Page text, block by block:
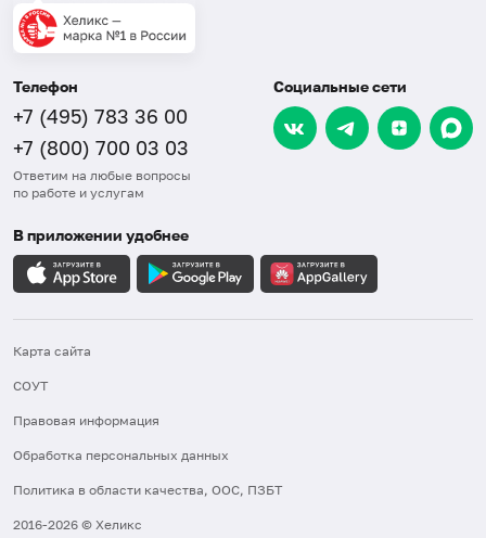
Телефон
+7 (495) 783 36 00
+7 (800) 700 03 03
Ответим на любые вопросы
по работе и услугам
Социальные сети
В приложении удобнее
Карта сайта
СОУТ
Правовая информация
Обработка персональных данных
Политика в области качества, ООС, ПЗБТ
2016-2026 © Хеликс